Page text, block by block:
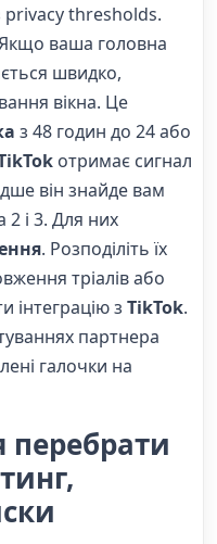
privacy thresholds.
ваша головна
швидко,
вікна. Це
з 48 годин до 24 або
отримає сигнал
він знайде вам
2 і 3. Для них
. Розподіліть їх
тріалів або
інтеграцію з TikTok.
партнера
галочки на
перебрати